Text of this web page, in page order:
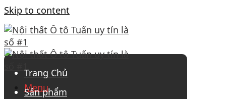
Skip to content
Menu
Trang Chủ
Sản phẩm